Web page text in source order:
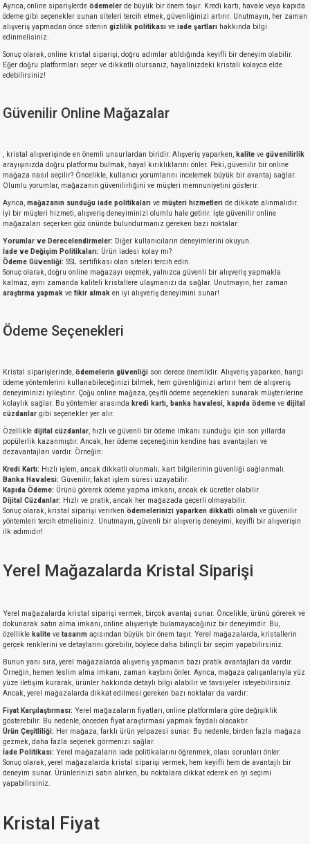
Ayrıca, online siparişlerde ödemeler de büyük bir önem taşır. Kredi kartı, havale veya kapıda
ödeme gibi seçenekler sunan siteleri tercih etmek, güvenliğinizi artırır. Unutmayın, her zaman
alışveriş yapmadan önce sitenin gizlilik politikası ve iade şartları hakkında bilgi
edinmelisiniz.
Sonuç olarak, online kristal siparişi, doğru adımlar atıldığında keyifli bir deneyim olabilir.
Eğer doğru platformları seçer ve dikkatli olursanız, hayalinizdeki kristali kolayca elde
edebilirsiniz!
Güvenilir Online Mağazalar
, kristal alışverişinde en önemli unsurlardan biridir. Alışveriş yaparken, kalite ve güvenilirlik
arayışınızda doğru platformu bulmak, hayal kırıklıklarını önler. Peki, güvenilir bir online
mağaza nasıl seçilir? Öncelikle, kullanıcı yorumlarını incelemek büyük bir avantaj sağlar.
Olumlu yorumlar, mağazanın güvenilirliğini ve müşteri memnuniyetini gösterir.
Ayrıca, mağazanın sunduğu iade politikaları ve müşteri hizmetleri de dikkate alınmalıdır.
İyi bir müşteri hizmeti, alışveriş deneyiminizi olumlu hale getirir. İşte güvenilir online
mağazaları seçerken göz önünde bulundurmanız gereken bazı noktalar:
Yorumlar ve Derecelendirmeler: Diğer kullanıcıların deneyimlerini okuyun.
İade ve Değişim Politikaları: Ürün iadesi kolay mı?
Ödeme Güvenliği: SSL sertifikası olan siteleri tercih edin.
Sonuç olarak, doğru online mağazayı seçmek, yalnızca güvenli bir alışveriş yapmakla
kalmaz, aynı zamanda kaliteli kristallere ulaşmanızı da sağlar. Unutmayın, her zaman
araştırma yapmak ve fikir almak en iyi alışveriş deneyimini sunar!
Ödeme Seçenekleri
Kristal siparişlerinde, ödemelerin güvenliği son derece önemlidir. Alışveriş yaparken, hangi
ödeme yöntemlerini kullanabileceğinizi bilmek, hem güvenliğinizi artırır hem de alışveriş
deneyiminizi iyileştirir. Çoğu online mağaza, çeşitli ödeme seçenekleri sunarak müşterilerine
kolaylık sağlar. Bu yöntemler arasında kredi kartı, banka havalesi, kapıda ödeme ve dijital
cüzdanlar gibi seçenekler yer alır.
Özellikle dijital cüzdanlar, hızlı ve güvenli bir ödeme imkanı sunduğu için son yıllarda
popülerlik kazanmıştır. Ancak, her ödeme seçeneğinin kendine has avantajları ve
dezavantajları vardır. Örneğin:
Kredi Kartı: Hızlı işlem, ancak dikkatli olunmalı; kart bilgilerinin güvenliği sağlanmalı.
Banka Havalesi: Güvenilir, fakat işlem süresi uzayabilir.
Kapıda Ödeme: Ürünü görerek ödeme yapma imkanı, ancak ek ücretler olabilir.
Dijital Cüzdanlar: Hızlı ve pratik, ancak her mağazada geçerli olmayabilir.
Sonuç olarak, kristal siparişi verirken ödemelerinizi yaparken dikkatli olmalı ve güvenilir
yöntemleri tercih etmelisiniz. Unutmayın, güvenli bir alışveriş deneyimi, keyifli bir alışverişin
ilk adımıdır!
Yerel Mağazalarda Kristal Siparişi
Yerel mağazalarda kristal siparişi vermek, birçok avantaj sunar. Öncelikle, ürünü görerek ve
dokunarak satın alma imkanı, online alışverişte bulamayacağınız bir deneyimdir. Bu,
özellikle kalite ve tasarım açısından büyük bir önem taşır. Yerel mağazalarda, kristallerin
gerçek renklerini ve detaylarını görebilir, böylece daha bilinçli bir seçim yapabilirsiniz.
Bunun yanı sıra, yerel mağazalarda alışveriş yapmanın bazı pratik avantajları da vardır.
Örneğin, hemen teslim alma imkanı, zaman kaybını önler. Ayrıca, mağaza çalışanlarıyla yüz
yüze iletişim kurarak, ürünler hakkında detaylı bilgi alabilir ve tavsiyeler isteyebilirsiniz.
Ancak, yerel mağazalarda dikkat edilmesi gereken bazı noktalar da vardır:
Fiyat Karşılaştırması: Yerel mağazaların fiyatları, online platformlara göre değişiklik
gösterebilir. Bu nedenle, önceden fiyat araştırması yapmak faydalı olacaktır.
Ürün Çeşitliliği: Her mağaza, farklı ürün yelpazesi sunar. Bu nedenle, birden fazla mağaza
gezmek, daha fazla seçenek görmenizi sağlar.
İade Politikası: Yerel mağazaların iade politikalarını öğrenmek, olası sorunları önler.
Sonuç olarak, yerel mağazalarda kristal siparişi vermek, hem keyifli hem de avantajlı bir
deneyim sunar. Ürünlerinizi satın alırken, bu noktalara dikkat ederek en iyi seçimi
yapabilirsiniz.
Kristal Fiyat